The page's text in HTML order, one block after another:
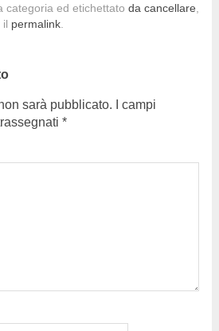
categoria ed etichettato da cancellare
il permalink.
sarà pubblicato. I campi
*